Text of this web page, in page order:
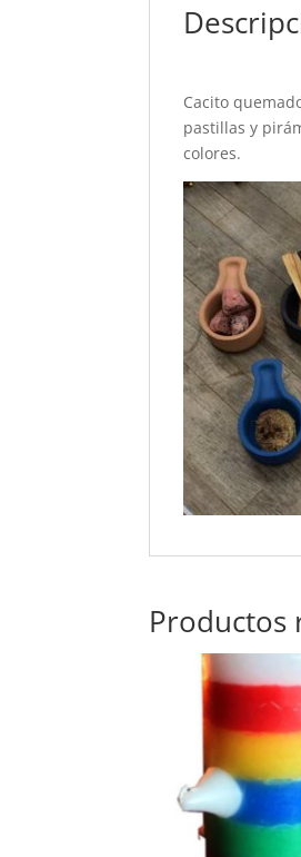
Cacito
pastillas y
colores.
Productos